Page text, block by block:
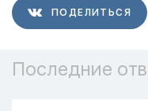
ПОДЕЛИТЬСЯ
Последние